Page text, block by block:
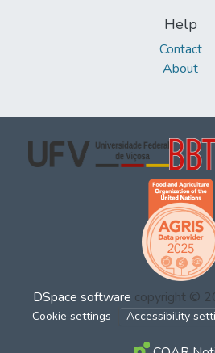
Help
Contact
About
DSpace software copyright ©
Cookie settings Accessibility